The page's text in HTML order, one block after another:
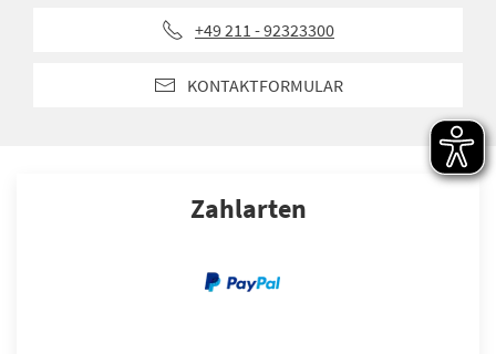
+49 211 - 92323300
KONTAKTFORMULAR
Zahlarten